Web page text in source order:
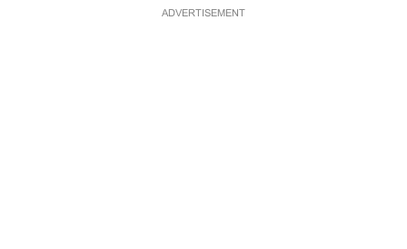
ADVERTISEMENT